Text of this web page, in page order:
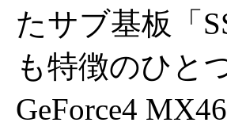
たサブ基板「
も特徴のひと
GeForce4